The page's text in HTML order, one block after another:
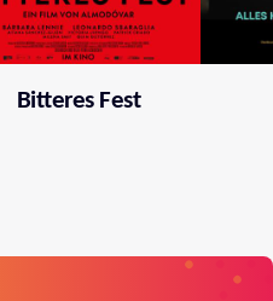
Bitteres Fest